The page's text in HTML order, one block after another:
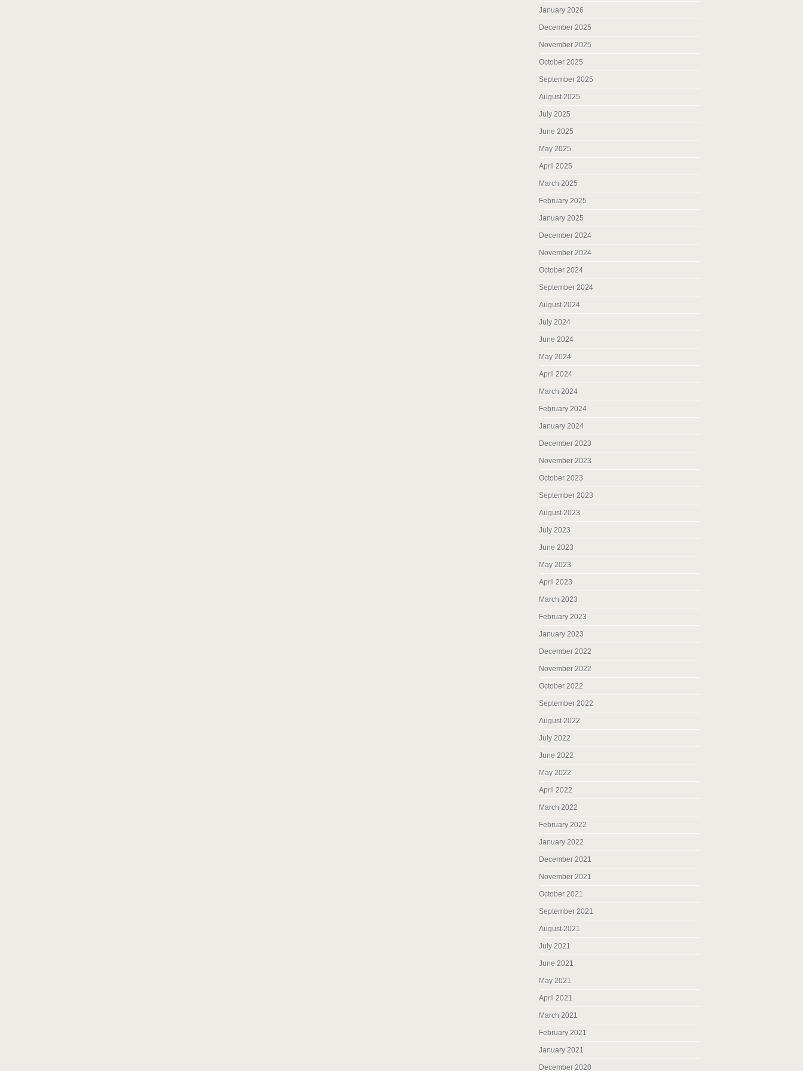
January 2026
December 2025
November 2025
October 2025
September 2025
August 2025
July 2025
June 2025
May 2025
April 2025
March 2025
February 2025
January 2025
December 2024
November 2024
October 2024
September 2024
August 2024
July 2024
June 2024
May 2024
April 2024
March 2024
February 2024
January 2024
December 2023
November 2023
October 2023
September 2023
August 2023
July 2023
June 2023
May 2023
April 2023
March 2023
February 2023
January 2023
December 2022
November 2022
October 2022
September 2022
August 2022
July 2022
June 2022
May 2022
April 2022
March 2022
February 2022
January 2022
December 2021
November 2021
October 2021
September 2021
August 2021
July 2021
June 2021
May 2021
April 2021
March 2021
February 2021
January 2021
December 2020